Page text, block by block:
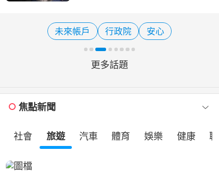
新竹市長候選人莊競程、宜蘭縣長候選
人林國漳及南投縣長候選人...
未來帳戶 行政院 安心
更多話題
焦點新聞
社會 旅遊 汽車 體育 娛樂 健康